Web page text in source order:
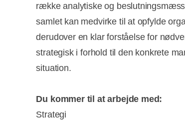
række analytiske og
samlet kan medvirke til at opfylde
derudover en klar forståelse for
strategisk i forhold til den konkrete
situation.
Du kommer til at arbejde med:
Strategi